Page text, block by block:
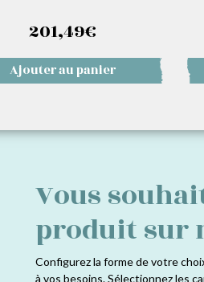
201,49€
Ajouter au panier
Vous
produit sur
Configurez la forme de votre
à vos besoins. Sélectionnez les